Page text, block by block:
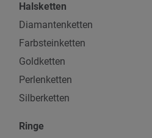
Halsketten
Diamantenketten
Farbsteinketten
Goldketten
Perlenketten
Silberketten
Ringe